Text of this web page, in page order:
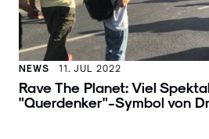
NEWS 11. JUL 2022
Rave The Planet: Viel
"Querdenker"-Symbol von